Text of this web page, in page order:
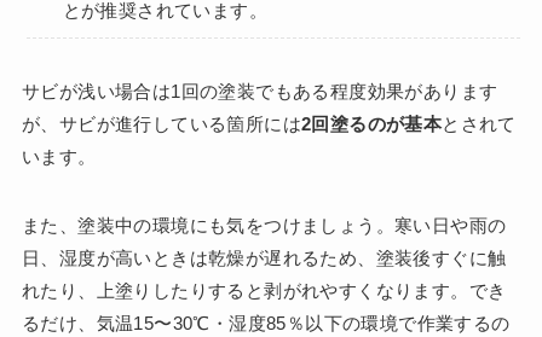
とが推奨されています。
サビが浅い場合は1回の塗装でもある程度効果があります
が、サビが進行している箇所には2回塗るのが基本とされて
います。
また、塗装中の環境にも気をつけましょう。寒い日や雨の
日、湿度が高いときは乾燥が遅れるため、塗装後すぐに触
れたり、上塗りしたりすると剥がれやすくなります。でき
るだけ、気温15〜30℃・湿度85％以下の環境で作業するの